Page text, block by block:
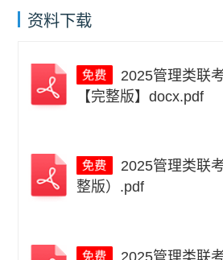
资料下载
【完整版】docx.pdf
整版）.pdf